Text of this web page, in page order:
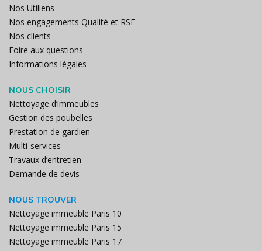
Nos Utiliens
Nos engagements Qualité et RSE
Nos clients
Foire aux questions
Informations légales
NOUS CHOISIR
Nettoyage d’immeubles
Gestion des poubelles
Prestation de gardien
Multi-services
Travaux d’entretien
Demande de devis
NOUS TROUVER
Nettoyage immeuble Paris 10
Nettoyage immeuble Paris 15
Nettoyage immeuble Paris 17